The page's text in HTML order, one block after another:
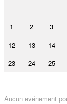
1 2 3
12
13 14
23
24 25
Aucun evénement